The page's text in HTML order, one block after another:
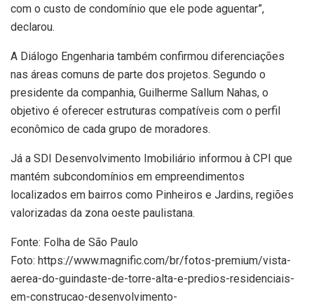
com o custo de condomínio que ele pode aguentar”,
declarou.
A Diálogo Engenharia também confirmou diferenciações
nas áreas comuns de parte dos projetos. Segundo o
presidente da companhia, Guilherme Sallum Nahas, o
objetivo é oferecer estruturas compatíveis com o perfil
econômico de cada grupo de moradores.
Já a SDI Desenvolvimento Imobiliário informou à CPI que
mantém subcondomínios em empreendimentos
localizados em bairros como Pinheiros e Jardins, regiões
valorizadas da zona oeste paulistana.
Fonte: Folha de São Paulo
Foto: https://www.magnific.com/br/fotos-premium/vista-
aerea-do-guindaste-de-torre-alta-e-predios-residenciais-
em-construcao-desenvolvimento-